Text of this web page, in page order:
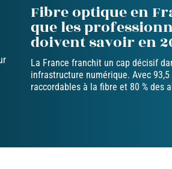
Fibre optique en
que les
doivent savoir en
La France franchit un cap décisif
infrastructure numérique. Avec 93,5
raccordables à la fibre et 80 % des